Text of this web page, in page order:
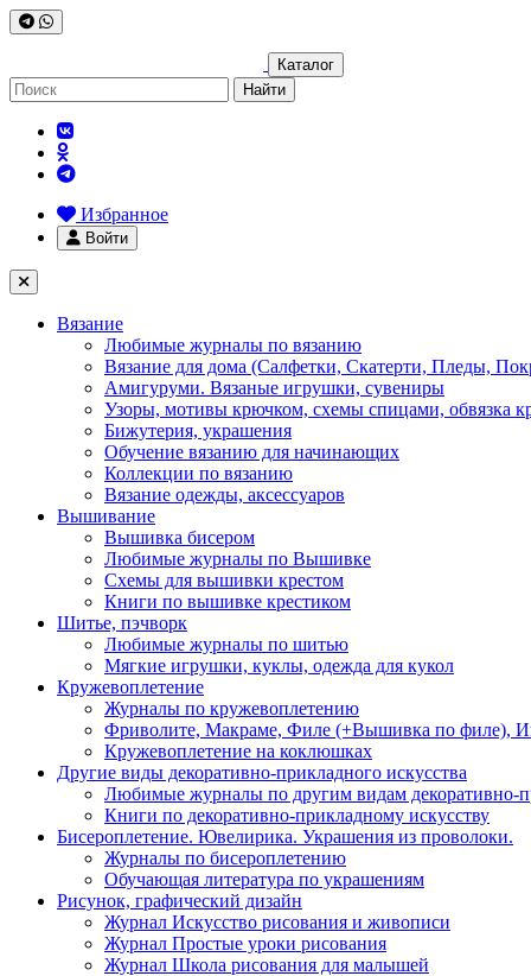
Каталог
Найти
Избранное
Войти
Вязание
Любимые журналы по вязанию
Вязание для дома (Салфетки, Скатерти, Пледы,
Амигуруми. Вязаные игрушки, сувениры
Узоры, мотивы крючком, схемы спицами, обвязка
Бижутерия, украшения
Обучение вязанию для начинающих
Коллекции по вязанию
Вязание одежды, аксессуаров
Вышивание
Вышивка бисером
Любимые журналы по Вышивке
Схемы для вышивки крестом
Книги по вышивке крестиком
Шитье, пэчворк
Любимые журналы по шитью
Мягкие игрушки, куклы, одежда для кукол
Кружевоплетение
Журналы по кружевоплетению
Фриволите, Макраме, Филе (+Вышивка по филе),
Кружевоплетение на коклюшках
Другие виды декоративно-прикладного искусства
Любимые журналы по другим видам декоративно-
Книги по декоративно-прикладному искусству
Бисероплетение. Ювелирика. Украшения из проволоки.
Журналы по бисероплетению
Обучающая литература по украшениям
Рисунок, графический дизайн
Журнал Искусство рисования и живописи
Журнал Простые уроки рисования
Журнал Школа рисования для малышей